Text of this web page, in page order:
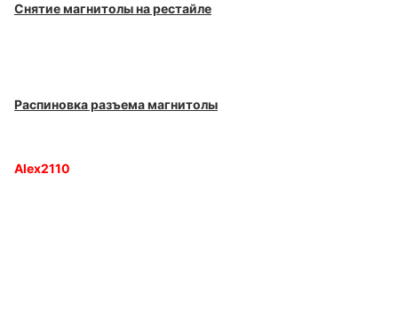
Снятие магнитолы на рестайле
Распиновка разъема магнитолы
Alex2110